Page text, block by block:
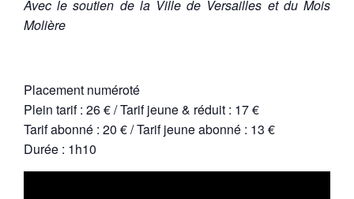
Avec le soutien de la Ville de Versailles et du Mois
Molière
Placement numéroté
Plein tarif : 26 € / Tarif jeune & réduit : 17 €
Tarif abonné : 20 € / Tarif jeune abonné : 13 €
Durée : 1h10